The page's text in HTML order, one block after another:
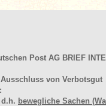
Post AG BRIEF
von Verbotsgut
:
bewegliche Sachen